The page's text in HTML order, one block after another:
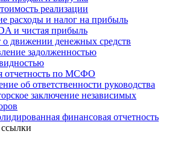
реализации
расходы и налог на прибыль
и чистая прибыль
о движении денежных средств
задолженностью
отчетность по МСФО
об ответственности руководства
заключение независимых
финансовая отчетность